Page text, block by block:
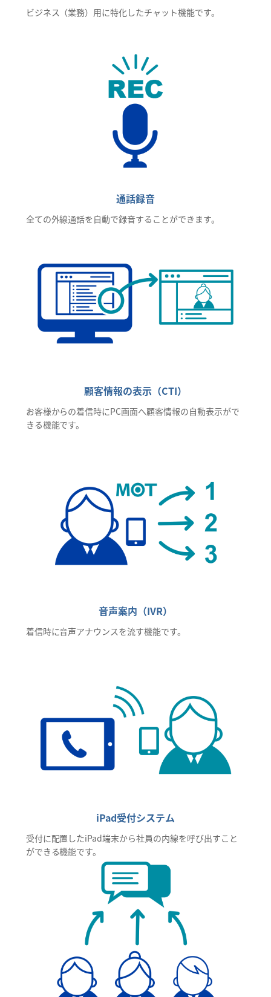
ビジネス（業務）用に特化したチャット機能です。
通話録音
全ての外線通話を自動で録音することができます。
顧客情報の表示（CTI）
お客様からの着信時にPC画面へ顧客情報の自動表示がで
きる機能です。
音声案内（IVR）
着信時に音声アナウンスを流す機能です。
iPad受付システム
受付に配置したiPad端末から社員の内線を呼び出すこと
ができる機能です。